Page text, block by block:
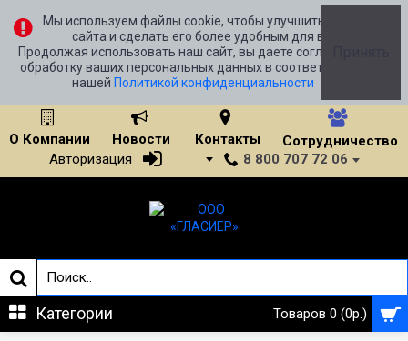
Мы используем файлы cookie, чтобы улучшить работу
сайта и сделать его более удобным для вас.
Продолжая использовать наш сайт, вы даете согласие на
обработку ваших персональных данных в соответствии с
нашей Политикой конфиденциальности
О Компании Новости Контакты
Сотрудничество
Авторизация
8 800 707 72 06
Товаров 0 (0р.)
Категории